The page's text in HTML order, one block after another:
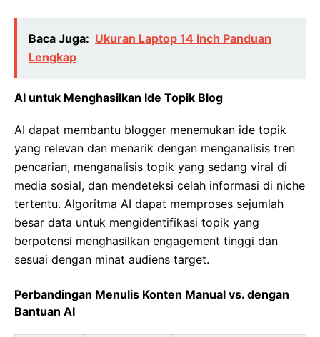
Baca Juga: Ukuran Laptop 14 Inch Panduan
Lengkap
AI untuk Menghasilkan Ide Topik Blog
AI dapat membantu blogger menemukan ide topik
yang relevan dan menarik dengan menganalisis tren
pencarian, menganalisis topik yang sedang viral di
media sosial, dan mendeteksi celah informasi di niche
tertentu. Algoritma AI dapat memproses sejumlah
besar data untuk mengidentifikasi topik yang
berpotensi menghasilkan engagement tinggi dan
sesuai dengan minat audiens target.
Perbandingan Menulis Konten Manual vs. dengan
Bantuan AI